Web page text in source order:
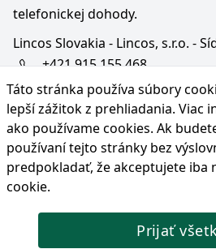
Táto stránka používa súbory
lepší zážitok z prehliadania. Viac
ako používame cookies. Ak
používaní tejto stránky bez
predpokladať, že akceptujete iba
cookie.
Prijať
telefonickej dohody.
Lincos Slovakia - Lincos, s.r.o. -
+421 915 155 468
+36/30 343 6714
bratislava@lincos.sk
Lincos s.r.o., Rustaveliho 4,
Rača, Slovensko
Iba sídlo firmy